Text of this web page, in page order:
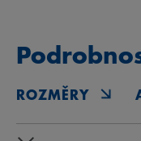
ROZMĚRY